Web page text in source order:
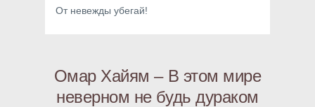
От невежды убегай!
Омар Хайям – В этом мире
неверном не будь дураком